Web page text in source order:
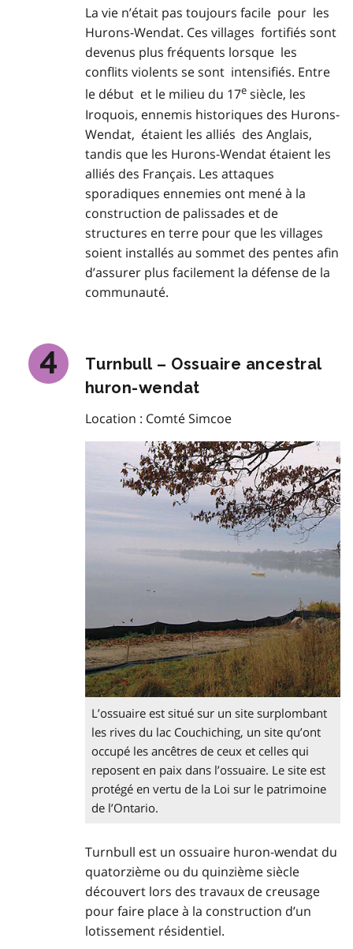
La vie n’était pas toujours facile pour les
Hurons-Wendat. Ces villages fortifiés sont
devenus plus fréquents lorsque les
conflits violents se sont intensifiés. Entre
le début et le milieu du 17e siècle, les
Iroquois, ennemis historiques des Hurons-
Wendat, étaient les alliés des Anglais,
tandis que les Hurons-Wendat étaient les
alliés des Français. Les attaques
sporadiques ennemies ont mené à la
construction de palissades et de
structures en terre pour que les villages
soient installés au sommet des pentes afin
d’assurer plus facilement la défense de la
communauté.
Turnbull – Ossuaire ancestral
huron-wendat
Location : Comté Simcoe
L’ossuaire est situé sur un site surplombant
les rives du lac Couchiching, un site qu’ont
occupé les ancêtres de ceux et celles qui
reposent en paix dans l’ossuaire. Le site est
protégé en vertu de la Loi sur le patrimoine
de l’Ontario.
Turnbull est un ossuaire huron-wendat du
quatorzième ou du quinzième siècle
découvert lors des travaux de creusage
pour faire place à la construction d’un
lotissement résidentiel.